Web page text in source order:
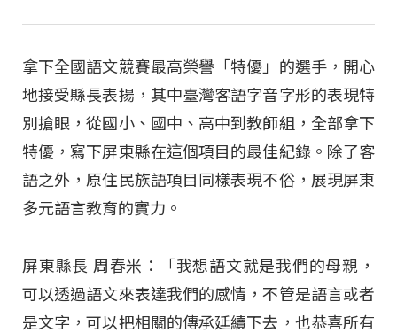
拿下全國語文競賽最高榮譽「特優」的選手，開心
地接受縣長表揚，其中臺灣客語字音字形的表現特
別搶眼，從國小、國中、高中到教師組，全部拿下
特優，寫下屏東縣在這個項目的最佳紀錄。除了客
語之外，原住民族語項目同樣表現不俗，展現屏東
多元語言教育的實力。
屏東縣長 周春米：「我想語文就是我們的母親，
可以透過語文來表達我們的感情，不管是語言或者
是文字，可以把相關的傳承延續下去，也恭喜所有